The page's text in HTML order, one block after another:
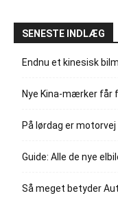
SENESTE INDLÆG
Endnu et kinesisk
Nye Kina-mærker får
På lørdag er
Guide: Alle de nye
Så meget betyder